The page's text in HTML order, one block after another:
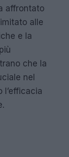
affrontato
alle
e la
che la
nel
l’efficacia